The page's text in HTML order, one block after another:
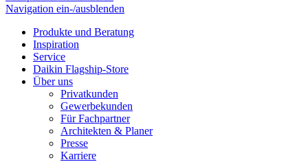
Navigation ein-/ausblenden
Produkte und Beratung
Inspiration
Service
Daikin Flagship-Store
Über uns
Privatkunden
Gewerbekunden
Für Fachpartner
Architekten & Planer
Presse
Karriere